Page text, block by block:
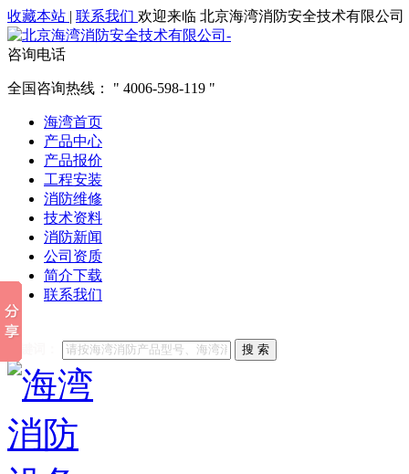
收藏本站 | 联系我们 欢迎来临 北京海湾消防安全技术有限公司
咨询电话
全国咨询热线： 4006-598-119
海湾首页
产品中心
产品报价
工程安装
消防维修
技术资料
消防新闻
公司资质
简介下载
联系我们
他们都在搜索:
搜 索